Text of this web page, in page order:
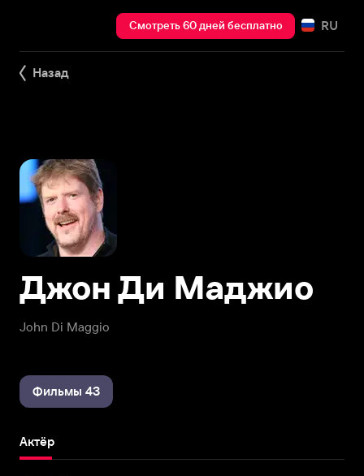
Смотреть 60 дней бесплатно RU
Назад
John Di Maggio
Джон Ди Маджио
Фильмы 43
Актёр